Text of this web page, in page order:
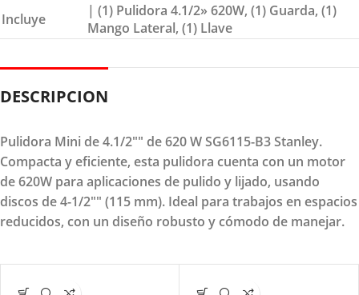
Incluye
| (1) Pulidora 4.1/2» 620W, (1) Guarda, (1)
Mango Lateral, (1) Llave
DESCRIPCION
Pulidora Mini de 4.1/2"" de 620 W SG6115-B3 Stanley.
Compacta y eficiente, esta pulidora cuenta con un motor
de 620W para aplicaciones de pulido y lijado, usando
discos de 4-1/2"" (115 mm). Ideal para trabajos en espacios
reducidos, con un diseño robusto y cómodo de manejar.